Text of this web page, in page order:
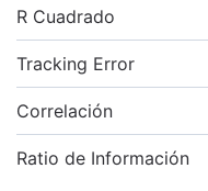
R Cuadrado
Tracking Error
Correlación
Ratio de Información